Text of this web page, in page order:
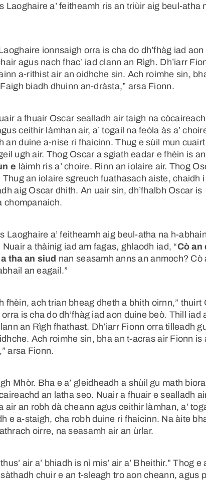
Laoghaire a’ feitheamh ris an triùir aig beul-atha
ionnsaigh orra is cha do dh’fhàg iad aon
agus nach fhac’ iad clann an Rìgh. Dh’iarr
a-rithist air an oidhche sin. Ach roimhe sin,
biadh dhuinn an-dràsta,” arsa Fionn.
a fhuair Oscar sealladh air taigh na
ceithir làmhan air, a’ togail na feòla às a’
an duine a-nise ri fhaicinn. Thug e sùil mun
ugh air. Thog Oscar a sgiath eadar e fhèin is
e làimh ris a’ choire. Rinn an iolaire air. Thog
an iolaire sgreuch fuathasach aiste, chaidh i
aig Oscar dhith. An uair sin, dh’fhalbh Oscar is
chompanaich.
Laoghaire a’ feitheamh aig beul-atha na h-
a thàinig iad am fagas, ghlaodh iad, “Cò an
tha an siud nan seasamh anns an anmoch? Cò
an eagail.”
fhèin, ach trian bheag dheth a bhith oirnn,” thuirt
is cha do dh’fhàg iad aon duine beò. Thill iad
an Rìgh fhathast. Dh’iarr Fionn orra tilleadh
Ach roimhe sin, bha an t-acras air Fionn is
arsa Fionn.
Mhòr. Bha e a’ gleidheadh a shùil gu math
an latha seo. Nuair a fhuair e sealladh
an robh dà cheann agus ceithir làmhan, a’
e a-staigh, cha robh duine ri fhaicinn. Na àite
oirre, na seasamh air an ùrlar.
air a’ bhiadh is nì mis’ air a’ Bheithir.” Thog e
chuir e an t-sleagh tro aon cheann, agus